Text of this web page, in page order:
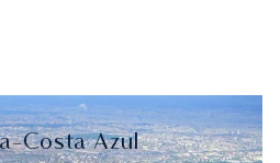
Costa Azul